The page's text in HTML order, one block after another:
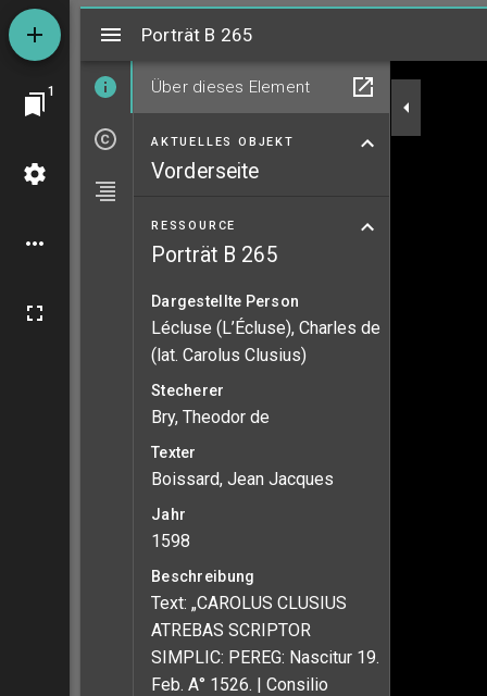
1
Mirador
Porträt B 265
Über dieses Element
AKTUELLES OBJEKT
Vorderseite
RESSOURCE
Porträt B 265
Dargestellte Person
Lécluse (L’Écluse), Charles de
(lat. Carolus Clusius)
Stecherer
Bry, Theodor de
Texter
Boissard, Jean Jacques
Jahr
1598
Beschreibung
Text: „CAROLUS CLUSIUS
ATREBAS SCRIPTOR
SIMPLIC: PEREG: Nascitur 19.
Feb. A° 1526. | Consilio
Porträt B 265